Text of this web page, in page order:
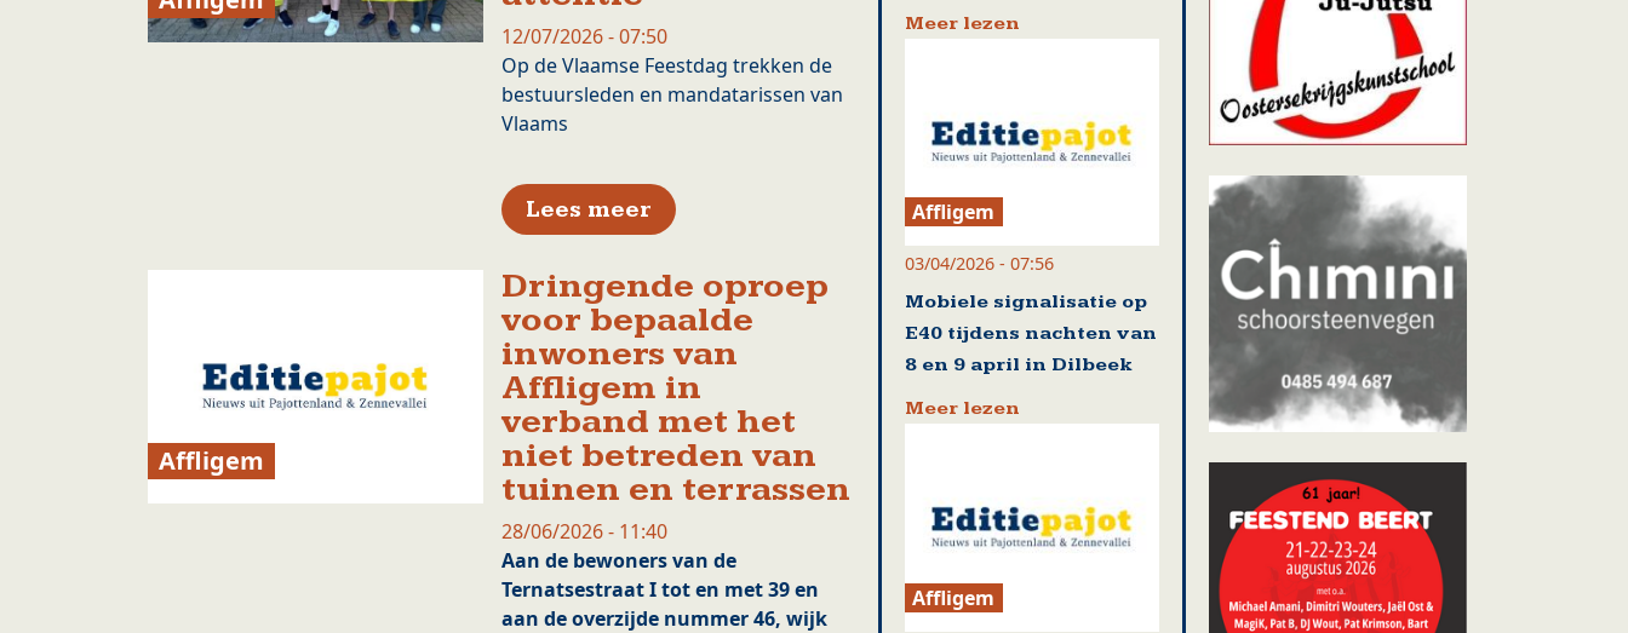
12/07/2026 - 07:50
Op de Vlaamse Feestdag trekken de
bestuursleden en mandatarissen van
Vlaams
Lees meerover Vlaams Belang Affligem verrast inwoners die Vlaamse Leeuw uithangen
Affligem
Dringende oproep
voor bepaalde
inwoners van
Affligem in
verband met het
niet betreden van
tuinen en terrassen
28/06/2026 - 11:40
Aan de bewoners van de
Ternatsestraat I tot en met 39 en
aan de overzijde nummer 46, wijk
Meer lezen
Affligem
03/04/2026 - 07:56
Mobiele signalisatie op
E40 tijdens nachten van
8 en 9 april in Dilbeek
Meer lezen
Affligem